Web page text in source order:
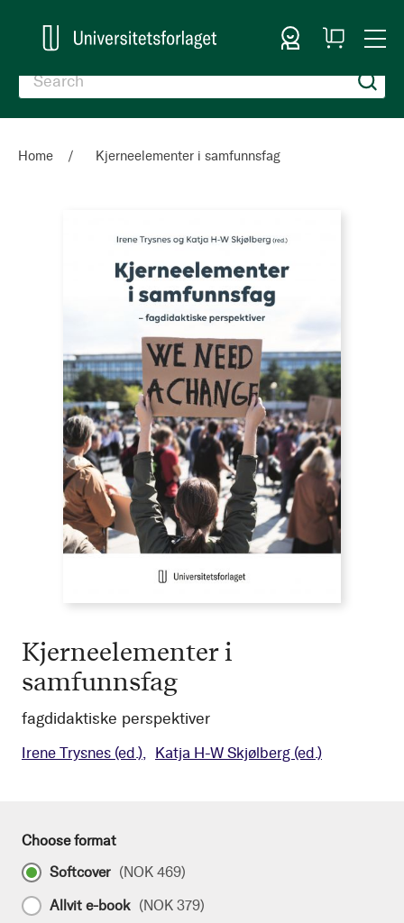
Sign In
My
Cart
Home Kjerneelementer i samfunnsfag
Kjerneelementer i
samfunnsfag
fagdidaktiske perspektiver
Irene Trysnes (ed.) Katja H-W Skjølberg (ed.)
Choose format
Softcover (NOK 469)
Allvit e-book (NOK 379)